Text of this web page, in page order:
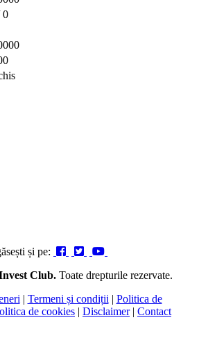
0
și pe:
Club. Toate drepturile rezervate.
| Termeni și condiții | Politica de
de cookies | Disclaimer| Contact